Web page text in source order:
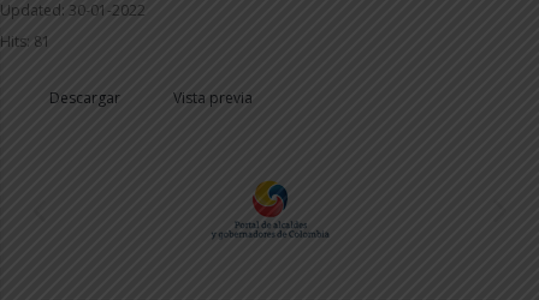
Updated: 30-01-2022
Hits: 81
Descargar Vista previa